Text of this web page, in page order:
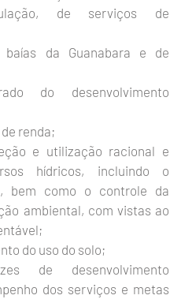
de serviços de
baías da Guanabara e de
do desenvolvimento
renda;
e utilização racional e
hídricos, incluindo o
bem como o controle da
ambiental, com vistas ao
do uso do solo;
de desenvolvimento
dos serviços e metas